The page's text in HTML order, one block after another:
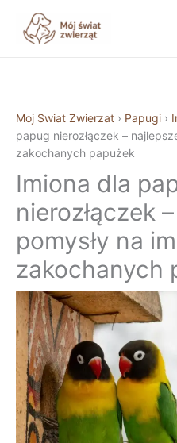
Przejdź
treści
Moj Swiat Zwierzat › Papugi ›
papug nierozłączek –
zakochanych papużek
Imiona dla
nierozłączek
pomysły na
zakochanych